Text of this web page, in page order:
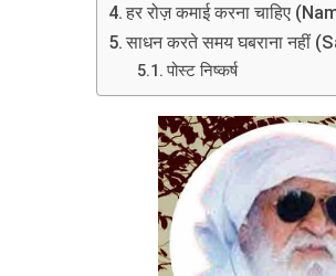
हर रोज़ कमाई करना चाहिए
साधन करते समय घबराना नहीं
पोस्ट निष्कर्ष